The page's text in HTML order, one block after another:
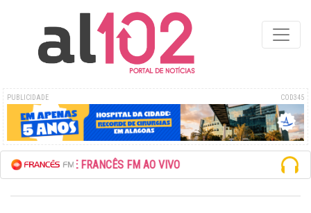
PUBLICIDADE COD345
A REDE FRANCÊS FM AO VIVO